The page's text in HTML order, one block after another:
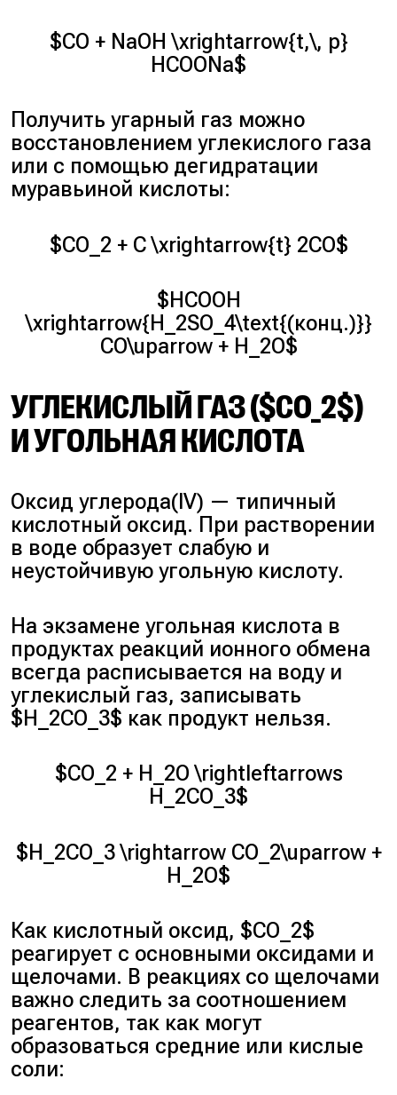
$CO + NaOH \xrightarrow{t,\, p}
HCOONa$
Получить угарный газ можно
восстановлением углекислого газа
или с помощью дегидратации
муравьиной кислоты:
$CO_2 + C \xrightarrow{t} 2CO$
$HCOOH
\xrightarrow{H_2SO_4\text{(конц.)}}
CO\uparrow + H_2O$
УГЛЕКИСЛЫЙ ГАЗ ($CO_2$)
И УГОЛЬНАЯ КИСЛОТА
Оксид углерода(IV) — типичный
кислотный оксид. При растворении
в воде образует слабую и
неустойчивую угольную кислоту.
На экзамене угольная кислота в
продуктах реакций ионного обмена
всегда расписывается на воду и
углекислый газ, записывать
$H_2CO_3$ как продукт нельзя.
$CO_2 + H_2O \rightleftarrows
H_2CO_3$
$H_2CO_3 \rightarrow CO_2\uparrow +
H_2O$
Как кислотный оксид, $CO_2$
реагирует с основными оксидами и
щелочами. В реакциях со щелочами
важно следить за соотношением
реагентов, так как могут
образоваться средние или кислые
соли: